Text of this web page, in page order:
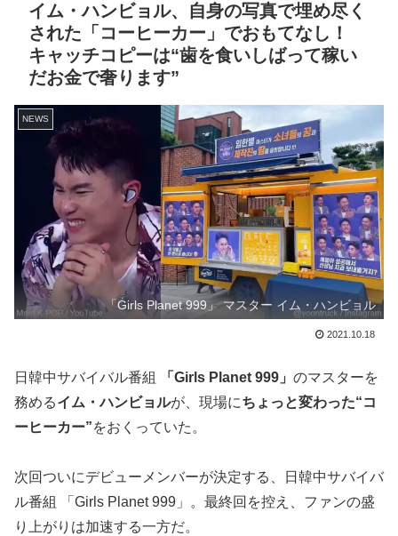
イム・ハンビョル、自身の写真で埋め尽く
された「コーヒーカー」でおもてなし！
キャッチコピーは“歯を食いしばって稼い
だお金で奢ります”
NEWS
「Girls Planet 999」 マスター イム・ハンビョル
2021.10.18
日韓中サバイバル番組 「Girls Planet 999」 のマスターを
務めるイム・ハンビョルが、現場にちょっと変わった“コ
ーヒーカー”をおくっていた。
次回ついにデビューメンバーが決定する、日韓中サバイバ
ル番組 「Girls Planet 999」。最終回を控え、ファンの盛
り上がりは加速する一方だ。